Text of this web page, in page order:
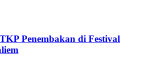
Penembakan di Festival